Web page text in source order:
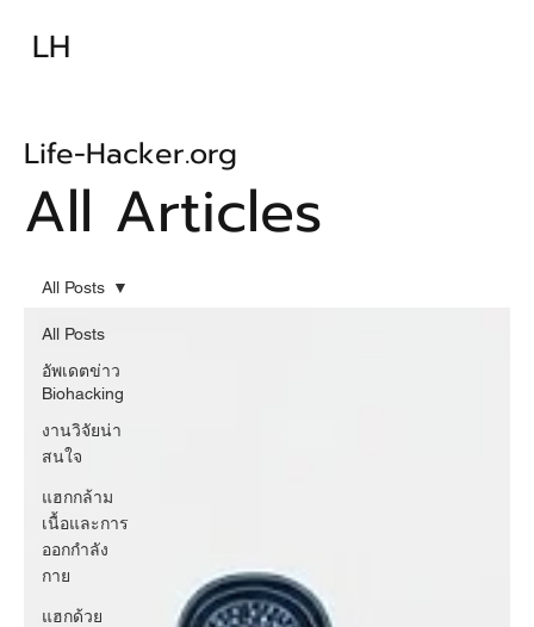
LH
All Articles
Life-Hacker.org
All Posts
อัพเดตข่าว
Biohacking
งานวิจัยน่า
สนใจ
แฮกกล้าม
เนื้อและการ
ออกกำลัง
กาย
แฮกด้วย
All Posts